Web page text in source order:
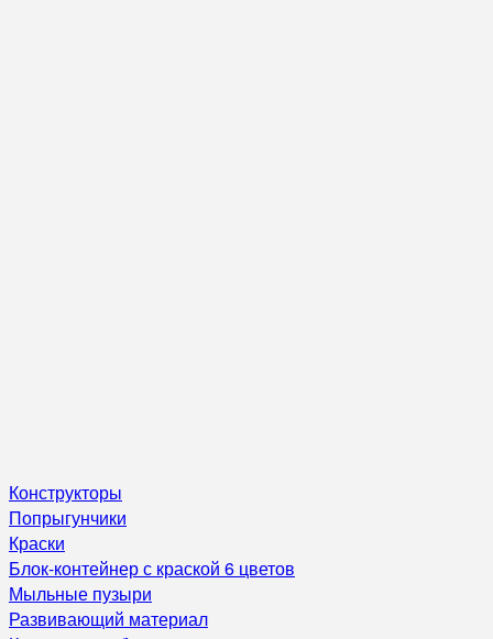
Конструкторы
Попрыгунчики
Краски
Блок-контейнер с краской 6 цветов
Мыльные пузыри
Развивающий материал